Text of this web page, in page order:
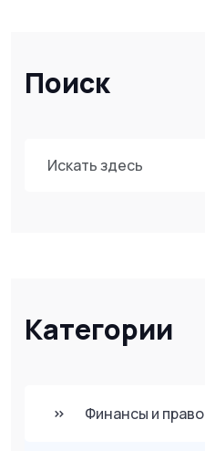
Поиск
Категории
Финансы и право